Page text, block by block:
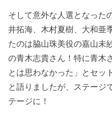
そして意外な人選となった
井拓海、木村夏樹、大和亜
たのは脇山珠美役の嘉山未
の青木志貴さん！特に青木
とは思わなかった」とセッ
と語りましたが、ステージ
テージに！